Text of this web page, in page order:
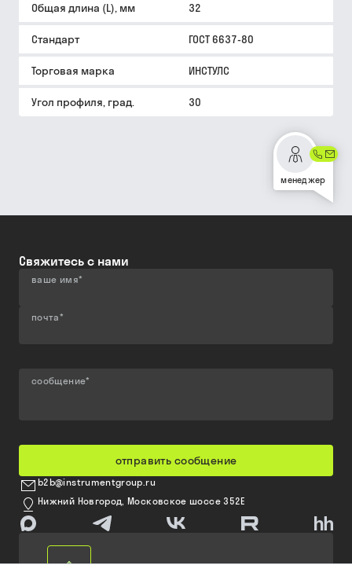
Общая длина (L), мм 32
Стандарт ГОСТ 6637-80
Торговая марка ИНСТУЛС
Угол профиля, град. 30
менеджер
Свяжитесь с нами
ваше имя*
почта*
сообщение*
отправить сообщение
b2b@instrumentgroup.ru
Нижний Новгород, Московское шоссе 352Е